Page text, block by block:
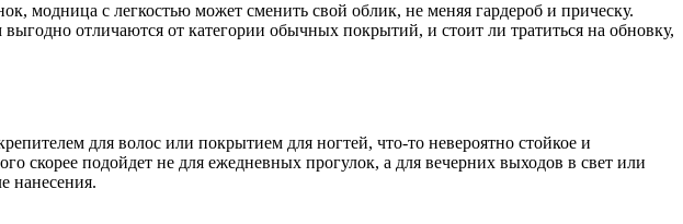
модница с легкостью может сменить свой облик, не меняя гардероб и прическу.
отличаются от категории обычных покрытий, и стоит ли тратиться на обновку,
для волос или покрытием для ногтей, что-то невероятно стойкое и
скорее подойдет не для ежедневных прогулок, а для вечерних выходов в свет или
нанесения.